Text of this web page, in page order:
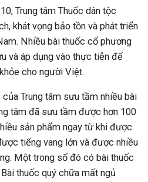
Trung tâm Thuốc dân tộc
khát vọng bảo tồn và phát triển
Nhiều bài thuốc cổ phương
và áp dụng vào thực tiễn để
cho người Việt.
Trung tâm sưu tầm nhiều bài
tâm đã sưu tầm được hơn 100
sản phẩm ngay từ khi được
tiếng vang lớn và được nhiều
Một trong số đó có bài thuốc
thuốc quý chữa mất ngủ